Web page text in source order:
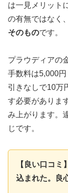
は一見メリット
の有無ではなく、
そのものです。
プラウディアの
手数料は5,000
引きなしで10万
す必要がありま
み上がります。
じです。
【良い口コ
込まれた。良